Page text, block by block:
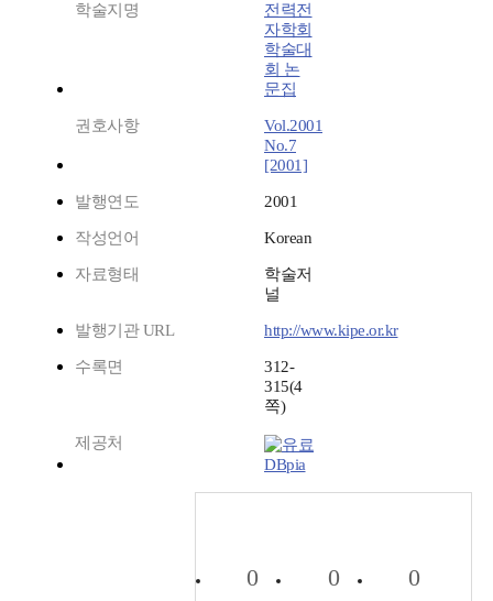
학술지명
전력전
자학회
학술대
회 논
문집
권호사항
Vol.2001
No.7
[2001]
발행연도 2001
작성언어 Korean
자료형태
학술저
널
발행기관 URL http://www.kipe.or.kr
수록면
312-
315(4
쪽)
제공처
DBpia
0 0 0